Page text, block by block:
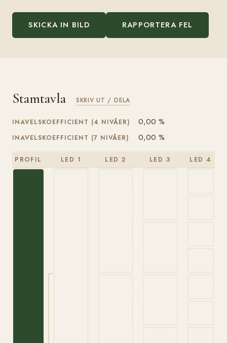
SKICKA IN BILD RAPPORTERA FEL
Stamtavla SKRIV UT / DELA
INAVELSKOEFFICIENT (4 NIVÅER) 0,00 %
INAVELSKOEFFICIENT (7 NIVÅER) 0,00 %
PROFIL LED 1 LED 2 LED 3 LED 4